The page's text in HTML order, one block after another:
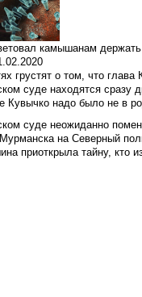
камышанам
грустят о том, что
суде находятся сразу
Кувычко надо было не в
суде неожиданно
на Северный
приоткрыла тайну, кто